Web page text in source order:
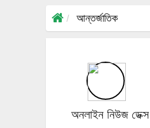
আন্তর্জাতিক
অনলাইন নিউজ ডেক্স